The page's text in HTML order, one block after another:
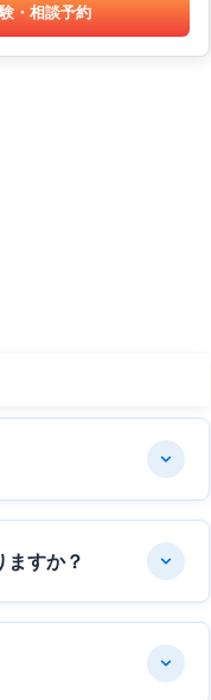
・相談予約
すか？